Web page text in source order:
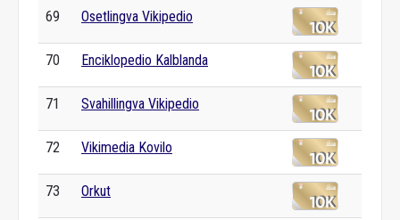
69 Osetlingva Vikipedio
70 Enciklopedio Kalblanda
71 Svahillingva Vikipedio
72 Vikimedia Kovilo
73 Orkut